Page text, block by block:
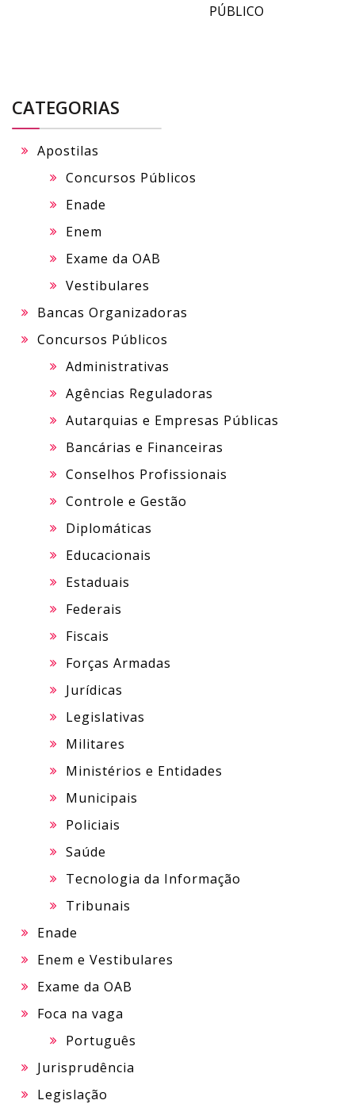
PÚBLICO
CATEGORIAS
Apostilas
Concursos Públicos
Enade
Enem
Exame da OAB
Vestibulares
Bancas Organizadoras
Concursos Públicos
Administrativas
Agências Reguladoras
Autarquias e Empresas Públicas
Bancárias e Financeiras
Conselhos Profissionais
Controle e Gestão
Diplomáticas
Educacionais
Estaduais
Federais
Fiscais
Forças Armadas
Jurídicas
Legislativas
Militares
Ministérios e Entidades
Municipais
Policiais
Saúde
Tecnologia da Informação
Tribunais
Enade
Enem e Vestibulares
Exame da OAB
Foca na vaga
Português
Jurisprudência
Legislação